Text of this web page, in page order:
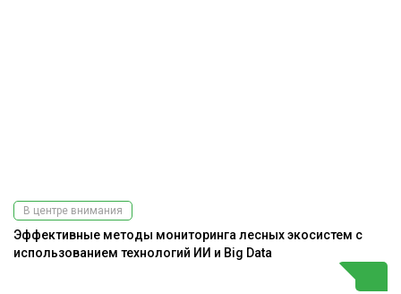
В центре внимания
Эффективные методы мониторинга лесных экосистем с
использованием технологий ИИ и Big Data